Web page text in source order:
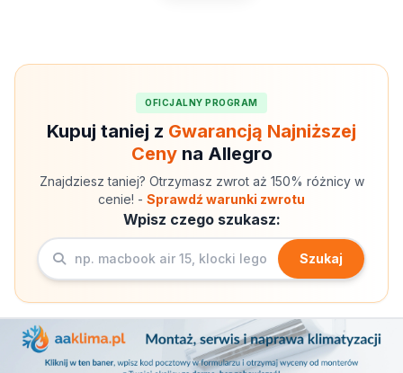
OFICJALNY PROGRAM
Kupuj taniej z Gwarancją Najniższej
Cenyna Allegro
Znajdziesz taniej? Otrzymasz zwrot aż 150% różnicy w
cenie! - Sprawdź warunki zwrotu
Wpisz czego szukasz:
Szukaj